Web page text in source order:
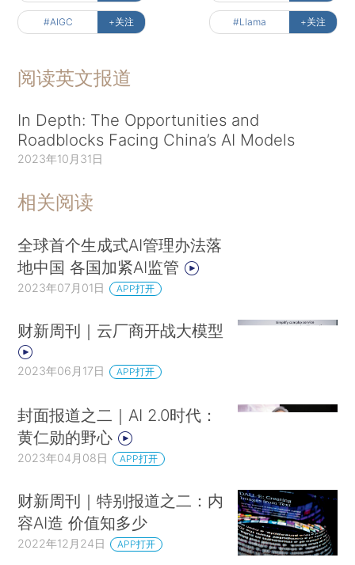
#AIGC +关注 #Llama +关注
阅读英文报道
In Depth: The Opportunities and
Roadblocks Facing China’s AI Models
2023年10月31日
相关阅读
全球首个生成式AI管理办法落
地中国 各国加紧AI监管
2023年07月01日 APP打开
财新周刊｜云厂商开战大模型
2023年06月17日 APP打开
封面报道之二｜AI 2.0时代：
黄仁勋的野心
2023年04月08日 APP打开
财新周刊｜特别报道之二：内
容AI造 价值知多少
2022年12月24日 APP打开